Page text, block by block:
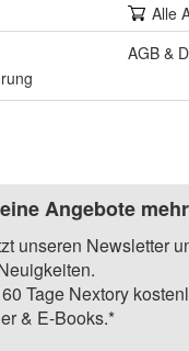
Alle
AGB &
Angebote
unseren Newsletter
Tage Nextory
& E-Books.*